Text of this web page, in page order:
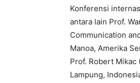
Konferensi
antara lain Prof.
Communication
Manoa, Amerika
Prof. Robert Mikac
Lampung,